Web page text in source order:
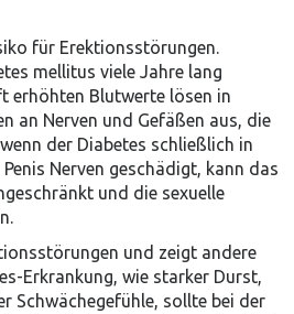
für Erektionsstörungen.
mellitus viele Jahre lang
erhöhten Blutwerte lösen in
an Nerven und Gefäßen aus, die
der Diabetes schließlich in
Nerven geschädigt, kann das
und die sexuelle
und zeigt andere
Erkrankung, wie starker Durst,
Schwächegefühle, sollte bei der